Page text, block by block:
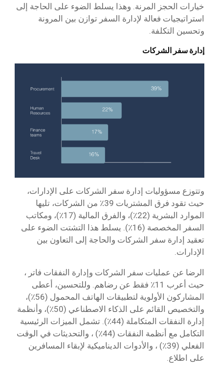
خيارات الحجز المرنة. وهذا يسلط الضوء على الحاجة إلى
استراتيجيات فعالة لإدارة السفر توازن بين المرونة
وتحسين التكلفة.
إدارة سفر الشركات
وتتوزع مسؤوليات إدارة سفر الشركات على الإدارات،
حيث تقود فرق المشتريات 39٪ من الشركات، تليها
الموارد البشرية (22٪)، والفرق المالية (17٪)، ومكاتب
السفر المخصصة (16٪). يسلط هذا التشتت الضوء على
تعقيد إدارة سفر الشركات والحاجة إلى التعاون بين
الإدارات.
الرضا عن عمليات سفر الشركات وإدارة النفقات فاتر ،
حيث أعرب 11٪ فقط عن رضاهم. وللتحسين، أعطى
المشاركون الأولوية لتطبيقات الهاتف المحمول (56٪)،
والتخصيص القائم على الذكاء الاصطناعي (50٪)، وأنظمة
إدارة النفقات المتكاملة (44٪). تشمل الميزات الرئيسية
التكامل مع أنظمة النفقات (44٪) ، والتحديثات في الوقت
الفعلي (39٪) ، والأدوات الديناميكية لإبقاء المسافرين
على اطلاع.